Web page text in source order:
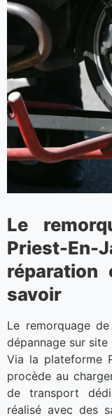
Le
Priest-
savoir
Le remorquage
dépannage sur
Via la plateforme
procède au
de transport
réalisé avec des